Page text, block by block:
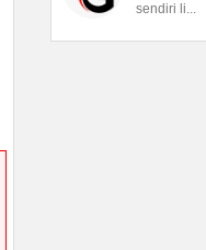
sendiri li...